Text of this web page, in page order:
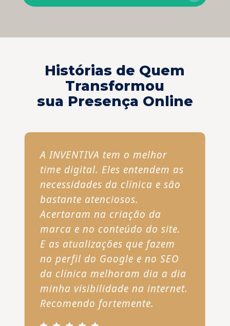
Histórias de Quem
Transformou
sua Presença Online
A INVENTIVA tem o melhor
time digital. Eles entendem as
necessidades da clínica e são
bastante atenciosos.
Acertaram na criação da
marca e no conteúdo do site.
E as atualizações que fazem
no perfil do Google e no SEO
da clínica melhoram dia a dia
minha visibilidade na internet.
Recomendo fortemente.